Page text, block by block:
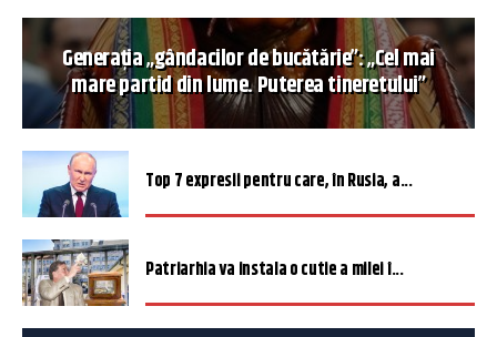
Generația „gândacilor de bucătărie”: „Cel mai
mare partid din lume. Puterea tineretului”
Top 7 expresii pentru care, în Rusia, a...
Patriarhia va instala o cutie a milei î...